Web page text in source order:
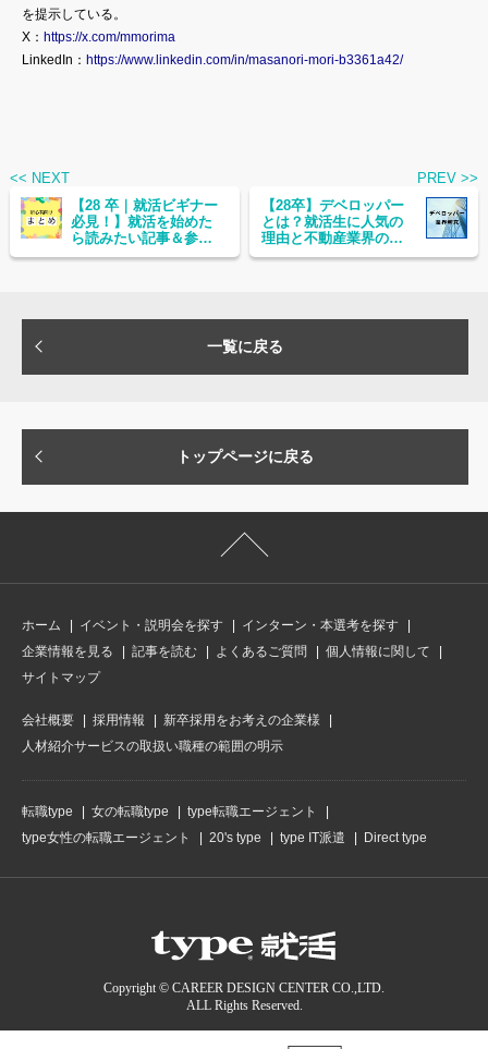
を提示している。
X： https://x.com/mmorima
LinkedIn： https://www.linkedin.com/in/masanori-mori-b3361a42/
<< NEXT
【28 卒｜就活ビギナー
必見！】就活を始めた
ら読みたい記事＆参加
したいイベントまとめ
PREV >>
【28卒】デベロッパー
とは？就活生に人気の
理由と不動産業界の仕
組みから徹底解説！
一覧に戻る
トップページに戻る
ホーム イベント・説明会を探す
インターン・本選考を探す
企業情報を見る
記事を読む よくあるご質問
個人情報に関して
サイトマップ
会社概要 採用情報
新卒採用をお考えの企業様
人材紹介サービスの取扱い職種の範囲の明示
転職type 女の転職type
type転職エージェント
type女性の転職エージェント
20's type type IT派遣 Direct type
Copyright © CAREER DESIGN CENTER CO.,LTD.
ALL Rights Reserved.